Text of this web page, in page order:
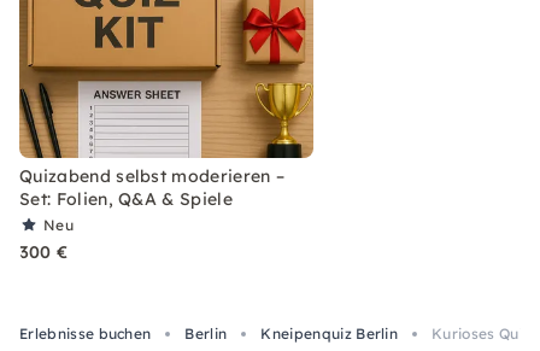
Quizabend selbst moderieren –
Set: Folien, Q&A & Spiele
Neu
300 €
Erlebnisse buchen Berlin Kneipenquiz Berlin
Kurioses Quiz